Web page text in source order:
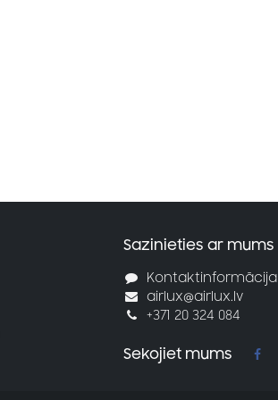
Sazinieties ar mums
Kontaktinformācija
airlux@airlux.lv
+371 20 324 084
Sekojiet mums